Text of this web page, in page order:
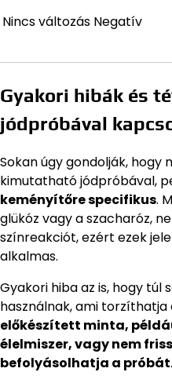
Nincs változás Negatív
Gyakori hibák és
jódpróbával
Sokan úgy gondolják, hogy
kimutatható jódpróbával,
keményítőre specifikus.
glükóz vagy a szacharóz,
színreakciót, ezért ezek
alkalmas.
Gyakori hiba az is, hogy túl
használnak, ami torzíthatja
előkészített minta,
élelmiszer, vagy nem
befolyásolhatja a próbát.